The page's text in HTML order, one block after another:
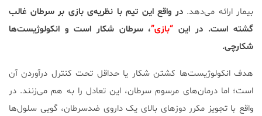
بیمار ارائه می‌دهد.در واقع این تیم با نظریه‌ی بازی بر سرطان غالب
گشته است. در این “بازی”، سرطان شکار است و انکولوژیست‌ها
شکارچی.
هدف انکولوژیست‌ها کشتن شکار یا حداقل تحت کنترل درآوردن آن
است؛ اما درمان‌های مرسوم سرطان، این تعادل را به هم می‌زنند. در
واقع با تجویز مکرر دوزهای بالای یک داروی ضدسرطان، گویی سلول‌ها